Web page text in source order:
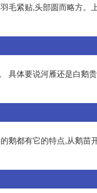
毛紧贴,头部圆而略方
具体要说河雁还是白鹅
鹅都有它的特点,从鹅